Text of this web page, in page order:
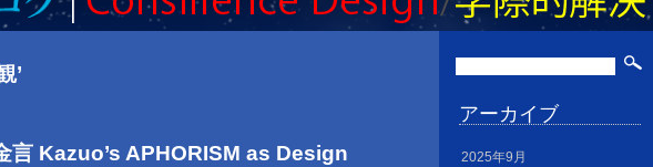
’
言 Kazuo’s APHORISM as Design
アーカイブ
2025年9月